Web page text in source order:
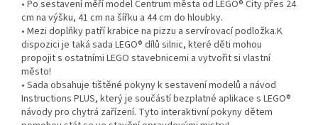
• Po sestavení měří model Centrum města od LEGO® City přes 24
cm na výšku, 41 cm na šířku a 44 cm do hloubky.
• Mezi doplňky patří krabice na pizzu a servírovací podložka.K
dispozici je taká sada LEGO® dílů silnic, které děti mohou
propojit s ostatními LEGO stavebnicemi a vytvořit si vlastní
město!
• Sada obsahuje tištěné pokyny k sestavení modelů a návod
Instructions PLUS, který je součástí bezplatné aplikace s LEGO®
návody pro chytrá zařízení. Tyto interaktivní pokyny dětem